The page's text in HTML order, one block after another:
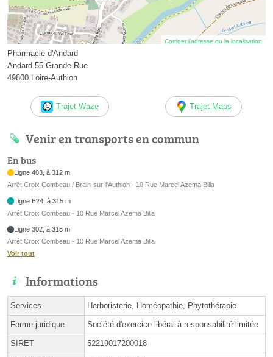
Corriger l’adresse ou la localisation
Pharmacie d'Andard
Andard 55 Grande Rue
49800 Loire-Authion
Trajet Waze Trajet Maps
Venir en transports en commun
En bus
Ligne 403, à 312 m
Arrêt Croix Combeau / Brain-sur-l'Authion - 10 Rue Marcel Azema Billa
Ligne E24, à 315 m
Arrêt Croix Combeau - 10 Rue Marcel Azema Billa
Ligne 302, à 315 m
Arrêt Croix Combeau - 10 Rue Marcel Azema Billa
Voir tout
Informations
Services Herboristerie, Homéopathie, Phytothérapie
Forme juridique Société d'exercice libéral à responsabilité limitée
SIRET 52219017200018